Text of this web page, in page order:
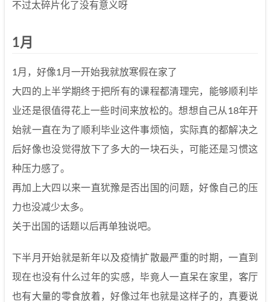
不过太碎片化了没有意义呀
1月
1月，好像1月一开始我就放寒假在家了
大四的上半学期终于把所有的课程都清理完，能够顺利毕
业还是很值得花上一些时间来放松的。想想自己从18年开
始就一直在为了顺利毕业这件事烦恼，实际真的都解决之
后好像也没觉得放下了多大的一块石头，可能还是习惯这
种压力感了。
再加上大四以来一直犹豫是否出国的问题，好像自己的压
力也没减少太多。
关于出国的话题以后再单独说吧。
下半月开始就是新年以及疫情扩散最严重的时期，一直到
现在也没有什么过年的实感，毕竟人一直呆在家里，客厅
也有大量的零食放着，好像过年也就是这样子的，真要说